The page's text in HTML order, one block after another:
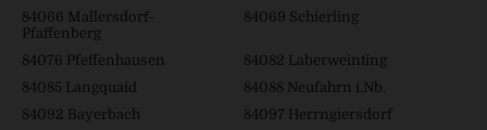
84066 Mallersdorf-
Pfaffenberg
84069 Schierling
84076 Pfeffenhausen
84082 Laberweinting
84085 Langquaid
84088 Neufahrn i.Nb.
84092 Bayerbach
84097 Herrngiersdorf